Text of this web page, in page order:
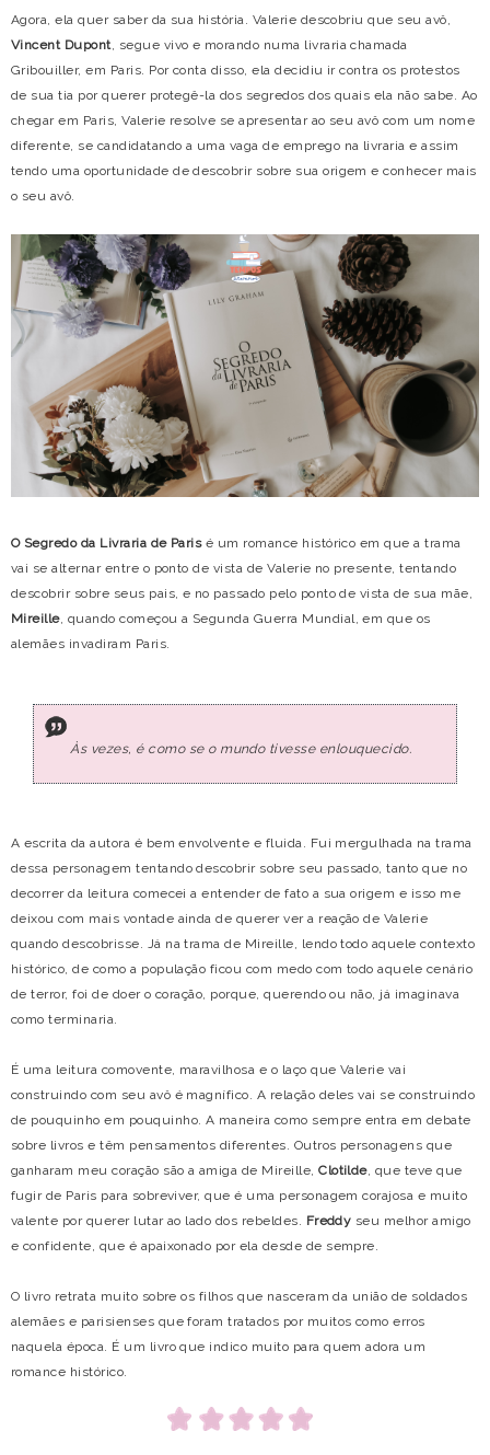
Agora, ela quer saber da sua história. Valerie descobriu que seu avô,
Vincent Dupont , segue vivo e morando numa livraria chamada
Gribouiller, em Paris. Por conta disso, ela decidiu ir contra os protestos
de sua tia por querer protegê-la dos segredos dos quais ela não sabe. Ao
chegar em Paris, Valerie resolve se apresentar ao seu avô com um nome
diferente, se candidatando a uma vaga de emprego na livraria e assim
tendo uma oportunidade de descobrir sobre sua origem e conhecer mais
o seu avô.
O Segredo da Livraria de Parisé um romance histórico em que a trama
vai se alternar entre o ponto de vista de Valerie no presente, tentando
descobrir sobre seus pais, e no passado pelo ponto de vista de sua mãe,
Mireille, quando começou a Segunda Guerra Mundial, em que os
alemães invadiram Paris.
Às vezes, é como se o mundo tivesse enlouquecido.
A escrita da autora é bem envolvente e fluida. Fui mergulhada na trama
dessa personagem tentando descobrir sobre seu passado, tanto que no
decorrer da leitura comecei a entender de fato a sua origem e isso me
deixou com mais vontade ainda de querer ver a reação de Valerie
quando descobrisse. Já na trama de Mireille, lendo todo aquele contexto
histórico, de como a população ficou com medo com todo aquele cenário
de terror, foi de doer o coração, porque, querendo ou não, já imaginava
como terminaria.
É uma leitura comovente, maravilhosa e o laço que Valerie vai
construindo com seu avô é magnífico. A relação deles vai se construindo
de pouquinho em pouquinho. A maneira como sempre entra em debate
sobre livros e têm pensamentos diferentes. Outros personagens que
ganharam meu coração são a amiga de Mireille, Clotilde, que teve que
fugir de Paris para sobreviver, que é uma personagem corajosa e muito
valente por querer lutar ao lado dos rebeldes. Freddy seu melhor amigo
e confidente, que é apaixonado por ela desde de sempre.
O livro retrata muito sobre os filhos que nasceram da união de soldados
alemães e parisienses que foram tratados por muitos como erros
naquela época. É um livro que indico muito para quem adora um
romance histórico.